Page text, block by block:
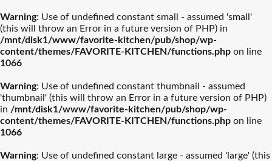
Warning: Use of undefined constant small - assumed 'small'
(this will throw an Error in a future version of PHP) in
/mnt/disk1/www/favorite-kitchen/pub/shop/wp-
content/themes/FAVORITE-KITCHEN/functions.php on line
1066
Warning: Use of undefined constant thumbnail - assumed
'thumbnail' (this will throw an Error in a future version of PHP)
in /mnt/disk1/www/favorite-kitchen/pub/shop/wp-
content/themes/FAVORITE-KITCHEN/functions.php on line
1066
Warning: Use of undefined constant large - assumed 'large' (this